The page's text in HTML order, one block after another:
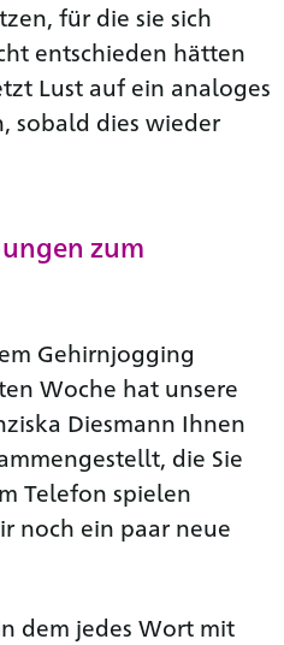
für die sie sich
entschieden hätten
Lust auf ein analoges
sobald dies wieder
zum
Gehirnjogging
Woche hat unsere
Diesmann Ihnen
die Sie
Telefon spielen
noch ein paar neue
dem jedes Wort mit